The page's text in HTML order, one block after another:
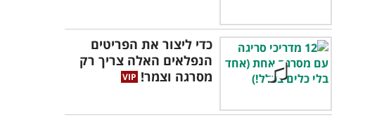
כדי ליצור את הפריטים
הנפלאים האלה צריך רק
מסרגה וצמר!